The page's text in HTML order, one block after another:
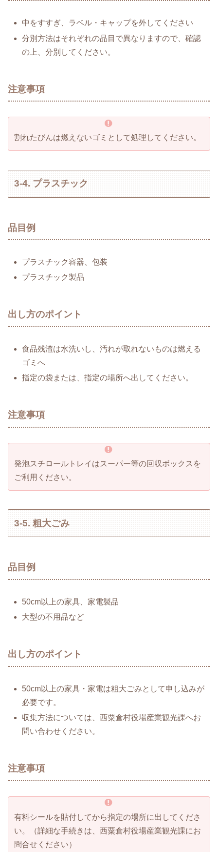
中をすすぎ、ラベル・キャップを外してください
分別方法はそれぞれの品目で異なりますので、確認
の上、分別してください。
注意事項
割れたびんは燃えないゴミとして処理してください。
3-4. プラスチック
品目例
プラスチック容器、包装
プラスチック製品
出し方のポイント
食品残渣は水洗いし、汚れが取れないものは燃える
ゴミへ
指定の袋または、指定の場所へ出してください。
注意事項
発泡スチロールトレイはスーパー等の回収ボックスを
ご利用ください。
3-5. 粗大ごみ
品目例
50cm以上の家具、家電製品
大型の不用品など
出し方のポイント
50cm以上の家具・家電は粗大ごみとして申し込みが
必要です。
収集方法については、西粟倉村役場産業観光課へお
問い合わせください。
注意事項
有料シールを貼付してから指定の場所に出してくださ
い。（詳細な手続きは、西粟倉村役場産業観光課にお
問合せください）